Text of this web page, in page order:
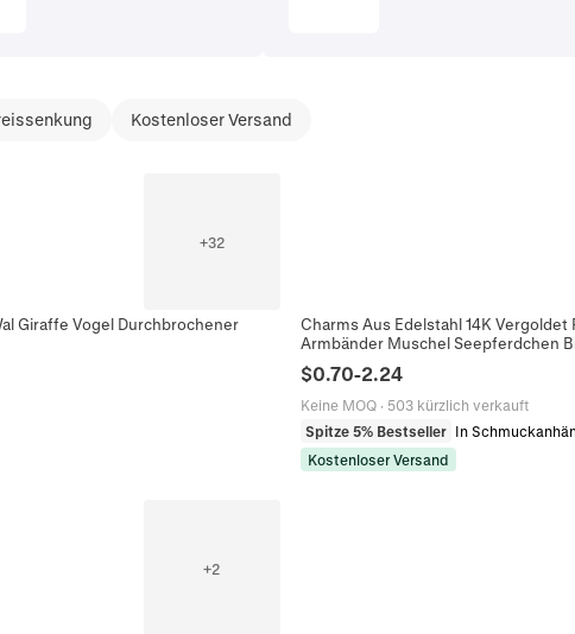
Kostenloser Versand
+32
Giraffe Vogel Durchbrochener
Charms Aus Edelstahl 14K
Armbänder Muschel Seepferdchen
$0.70-2.24
Keine MOQ · 503 kürzlich verkauft
Spitze 5% Bestseller In
Kostenloser Versand
+2